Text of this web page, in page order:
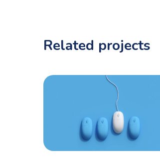
Related projects